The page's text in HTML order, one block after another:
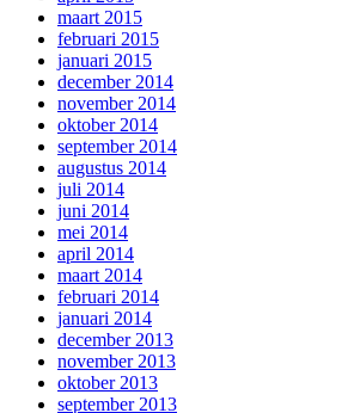
maart 2015
februari 2015
januari 2015
december 2014
november 2014
oktober 2014
september 2014
augustus 2014
juli 2014
juni 2014
mei 2014
april 2014
maart 2014
februari 2014
januari 2014
december 2013
november 2013
oktober 2013
september 2013